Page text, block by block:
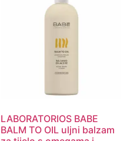
LABORATORIOS BABE
BALM TO OIL uljni balzam